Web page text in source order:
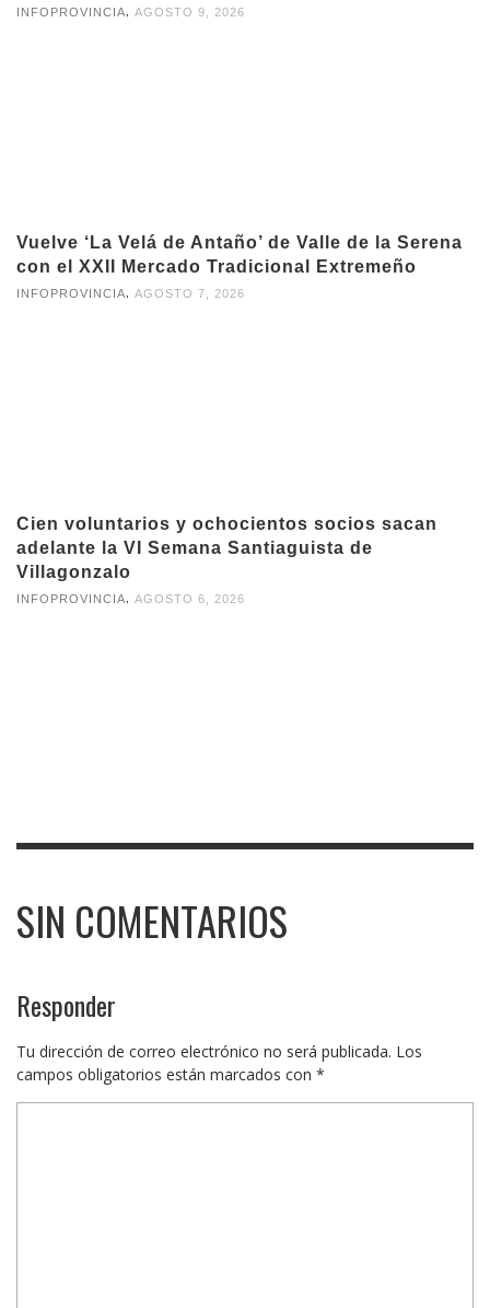
INFOPROVINCIA, AGOSTO 9, 2026
Vuelve ‘La Velá de Antaño’ de Valle de la Serena
con el XXII Mercado Tradicional Extremeño
INFOPROVINCIA AGOSTO 7, 2026
Cien voluntarios y ochocientos socios sacan
adelante la VI Semana Santiaguista de
Villagonzalo
INFOPROVINCIA AGOSTO 6, 2026
SIN COMENTARIOS
Responder
Tu dirección de correo electrónico no será publicada. Los
campos obligatorios están marcados con *